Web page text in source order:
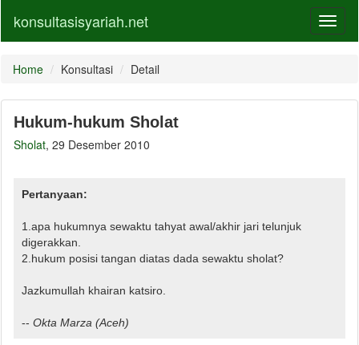
konsultasisyariah.net
Home Konsultasi Detail
Hukum-hukum Sholat
Sholat, 29 Desember 2010
Pertanyaan:
1.apa hukumnya sewaktu tahyat awal/akhir jari telunjuk
digerakkan.
2.hukum posisi tangan diatas dada sewaktu sholat?
Jazkumullah khairan katsiro.
-- Okta Marza (Aceh)